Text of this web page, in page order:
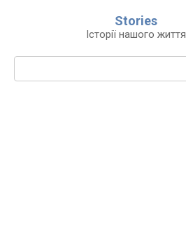
Stories
Історії нашого життя
Пошук: